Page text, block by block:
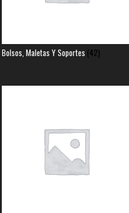
Bolsos, Maletas Y Soportes (42)